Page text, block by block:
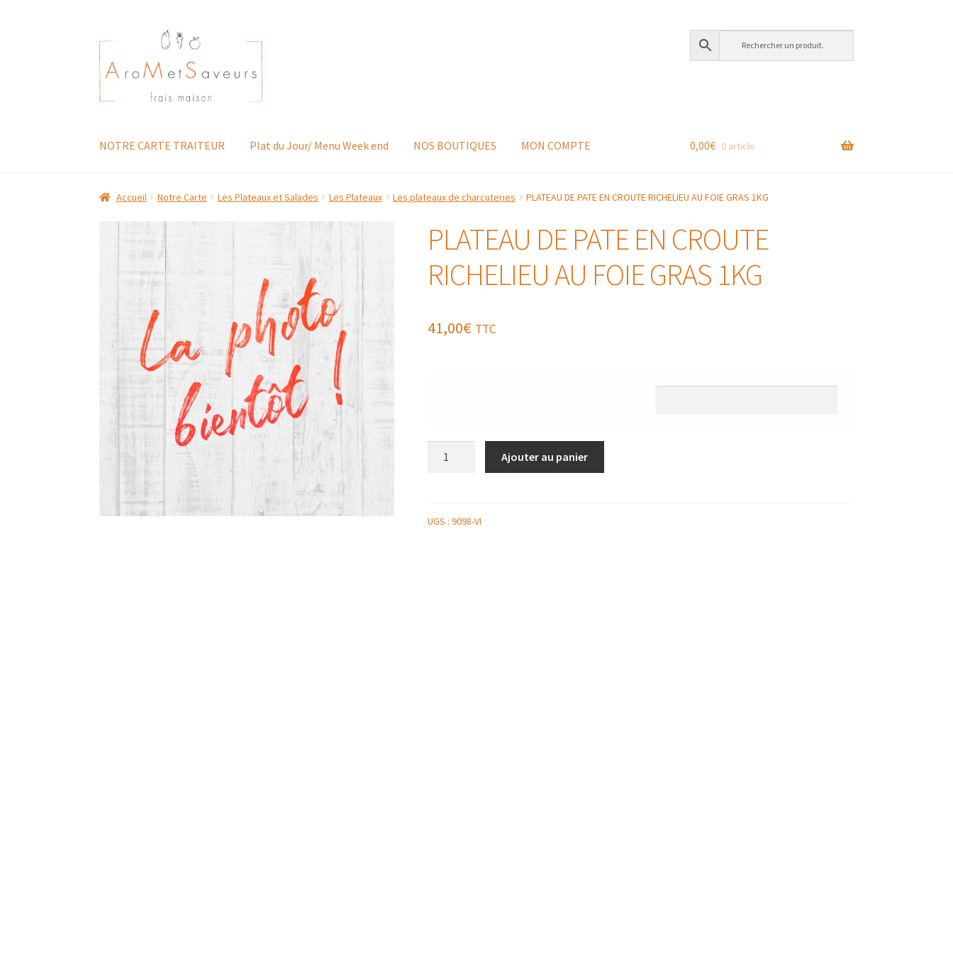
Aller
à
la
navigation
Aller
au
contenu
NOTRE CARTE TRAITEUR Plat du Jour/ Menu Week end NOS BOUTIQUES MON COMPTE 0,00€ 0 article
Accueil Notre Carte Les Plateaux et Salades Les Plateaux Les plateaux de charcuteries PLATEAU DE PATE EN CROUTE RICHELIEU AU FOIE GRAS 1KG
PLATEAU DE PATE EN CROUTE
RICHELIEU AU FOIE GRAS 1KG
41,00€ TTC
PATE
Ajouter au panier
UGS : 9098-VI